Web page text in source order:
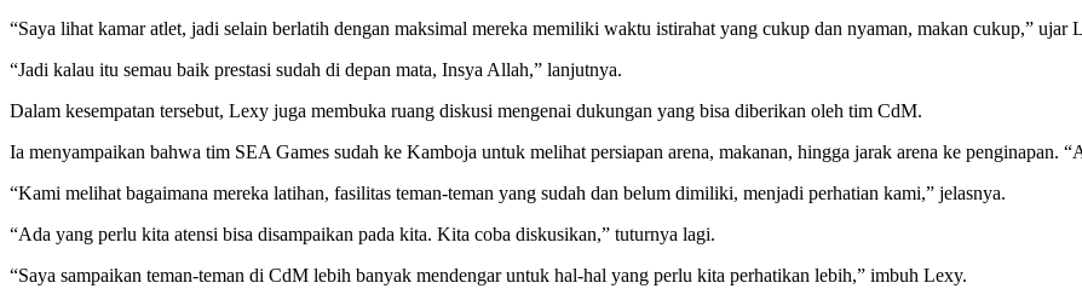
“Saya lihat kamar atlet, jadi selain berlatih dengan maksimal mereka memiliki waktu istirahat yang cukup dan nyaman, makan cukup,”
“Jadi kalau itu semau baik prestasi sudah di depan mata, Insya Allah,” lanjutnya.
Dalam kesempatan tersebut, Lexy juga membuka ruang diskusi mengenai dukungan yang bisa diberikan oleh tim CdM.
Ia menyampaikan bahwa tim SEA Games sudah ke Kamboja untuk melihat persiapan arena, makanan, hingga jarak arena ke penginapan.
“Kami melihat bagaimana mereka latihan, fasilitas teman-teman yang sudah dan belum dimiliki, menjadi perhatian kami,” jelasnya.
“Ada yang perlu kita atensi bisa disampaikan pada kita. Kita coba diskusikan,” tuturnya lagi.
“Saya sampaikan teman-teman di CdM lebih banyak mendengar untuk hal-hal yang perlu kita perhatikan lebih,” imbuh Lexy.